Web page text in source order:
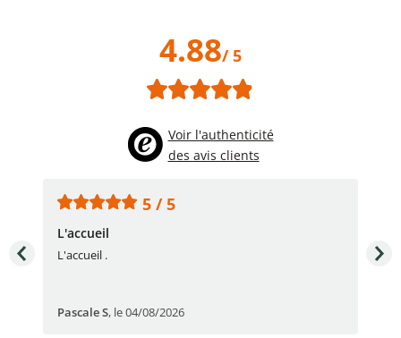
4.88/ 5
Voir l'authenticité
des avis clients
5 / 5
L'accueil
L'accueil .
Pascale S, le 04/08/2026